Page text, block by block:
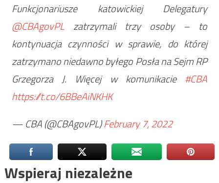
Funkcjonariusze katowickiej Delegatury
@CBAgovPLzatrzymali trzy osoby – to
kontynuacja czynności w sprawie, do której
zatrzymano niedawno byłego Posła na Sejm RP
Grzegorza J. Więcej w komunikacie #CBA
https://t.co/6BBeAiNKHK
— CBA (@CBAgovPL)February 7, 2022
Wspieraj niezależne